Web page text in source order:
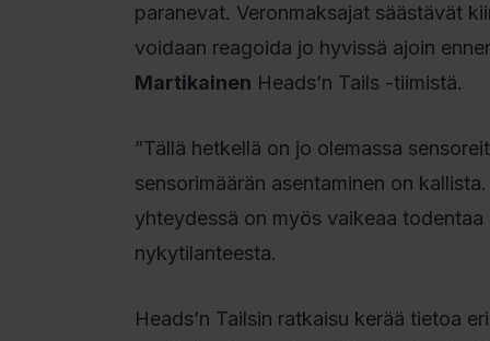
paranevat. Veronmaksajat säästävät
voidaan reagoida jo hyvissä ajoin
Martikainen Heads’n Tails -tiimistä.
”Tällä hetkellä on jo olemassa
sensorimäärän asentaminen on
yhteydessä on myös vaikeaa
nykytilanteesta.
Heads’n Tailsin ratkaisu kerää tietoa